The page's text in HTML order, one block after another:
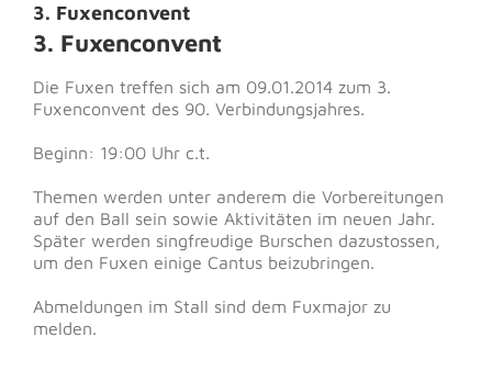
3. Fuxenconvent
3. Fuxenconvent
Die Fuxen treffen sich am 09.01.2014 zum 3.
Fuxenconvent des 90. Verbindungsjahres.
Beginn: 19:00 Uhr c.t.
Themen werden unter anderem die Vorbereitungen
auf den Ball sein sowie Aktivitäten im neuen Jahr.
Später werden singfreudige Burschen dazustossen,
um den Fuxen einige Cantus beizubringen.
Abmeldungen im Stall sind dem Fuxmajor zu
melden.